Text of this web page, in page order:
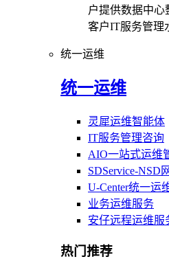
户提供数据中
客户IT服务管理
统一运维
统一运维
灵犀运维智能体
IT服务管理咨询
AIO一站式运维
SDService-NSD
U-Center统一运
业务运维服务
安仔远程运维服
热门推荐